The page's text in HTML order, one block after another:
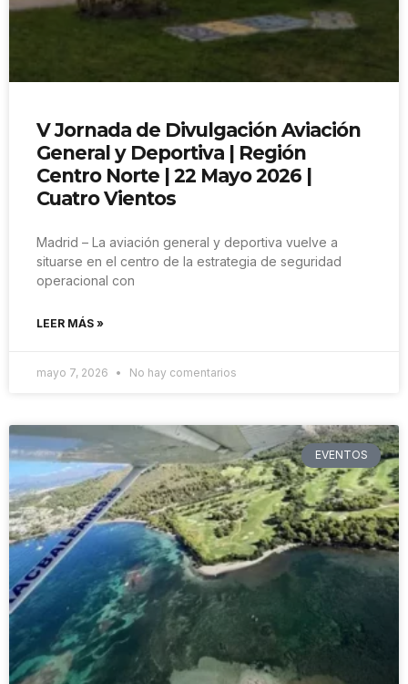
V Jornada de Divulgación Aviación
General y Deportiva | Región
Centro Norte | 22 Mayo 2026 |
Cuatro Vientos
Madrid – La aviación general y deportiva vuelve a
situarse en el centro de la estrategia de seguridad
operacional con
LEER MÁS »
mayo 7, 2026 No hay comentarios
EVENTOS